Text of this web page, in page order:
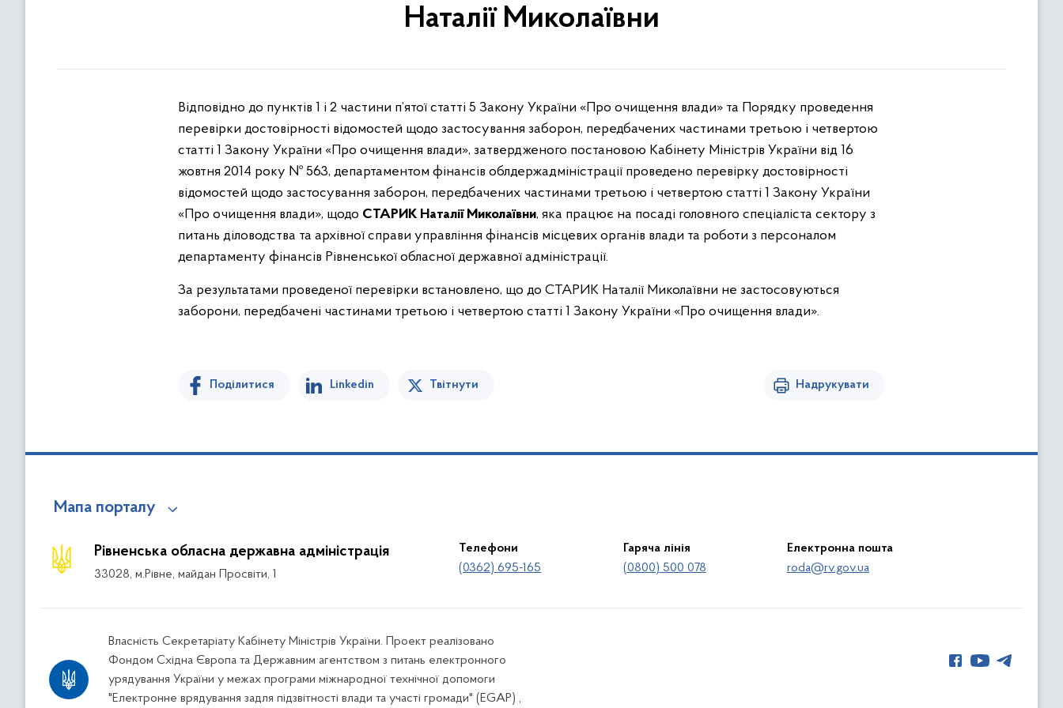
Наталії Миколаївни
Відповідно до пунктів 1 і 2 частини п’ятої статті 5 Закону України «Про очищення влади» та Порядку проведення
перевірки достовірності відомостей щодо застосування заборон, передбачених частинами третьою і четвертою
статті 1 Закону України «Про очищення влади», затвердженого постановою Кабінету Міністрів України від 16
жовтня 2014 року № 563, департаментом фінансів облдержадміністрації проведено перевірку достовірності
відомостей щодо застосування заборон, передбачених частинами третьою і четвертою статті 1 Закону України
«Про очищення влади», щодо СТАРИК Наталії Миколаївни, яка працює на посаді головного спеціаліста сектору з
питань діловодства та архівної справи управління фінансів місцевих органів влади та роботи з персоналом
департаменту фінансів Рівненської обласної державної адміністрації.
За результатами проведеної перевірки встановлено, що до СТАРИК Наталії Миколаївни не застосовуються
заборони, передбачені частинами третьою і четвертою статті 1 Закону України «Про очищення влади».
Поділитися Linkedin Твітнути Надрукувати
Мапа порталу
Рівненська обласна державна адміністрація
33028, м.Рівне, майдан Просвіти, 1
Телефони
(0362) 695-165
Гаряча лінія
(0800) 500 078
Електронна пошта
roda@rv.gov.ua
Власність Секретаріату Кабінету Міністрів України. Проект реалізовано
Фондом Східна Європа та Державним агентством з питань електронного
урядування України у межах програми міжнародної технічної допомоги
"Електронне врядування задля підзвітності влади та участі громади" (EGAP) ,